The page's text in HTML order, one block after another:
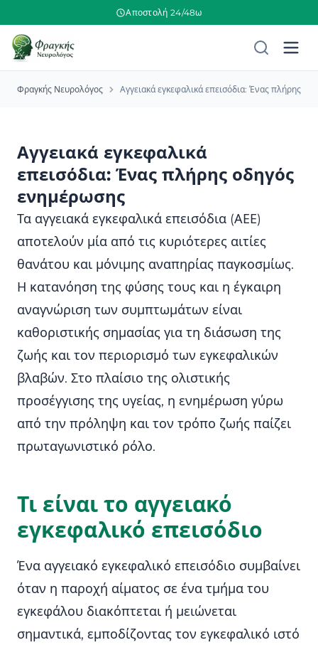
Αποστολή 24/48ω
Φραγκής Νευρολόγος Αγγειακά εγκεφαλικά επεισόδια: Ένας πλήρης
Αγγειακά εγκεφαλικά
επεισόδια: Ένας πλήρης οδηγός
ενημέρωσης
Τα αγγειακά εγκεφαλικά επεισόδια (ΑΕΕ)
αποτελούν μία από τις κυριότερες αιτίες
θανάτου και μόνιμης αναπηρίας παγκοσμίως.
Η κατανόηση της φύσης τους και η έγκαιρη
αναγνώριση των συμπτωμάτων είναι
καθοριστικής σημασίας για τη διάσωση της
ζωής και τον περιορισμό των εγκεφαλικών
βλαβών. Στο πλαίσιο της ολιστικής
προσέγγισης της υγείας, η ενημέρωση γύρω
από την πρόληψη και τον τρόπο ζωής παίζει
πρωταγωνιστικό ρόλο.
Τι είναι το αγγειακό
εγκεφαλικό επεισόδιο
Ένα αγγειακό εγκεφαλικό επεισόδιο συμβαίνει
όταν η παροχή αίματος σε ένα τμήμα του
εγκεφάλου διακόπτεται ή μειώνεται
σημαντικά, εμποδίζοντας τον εγκεφαλικό ιστό